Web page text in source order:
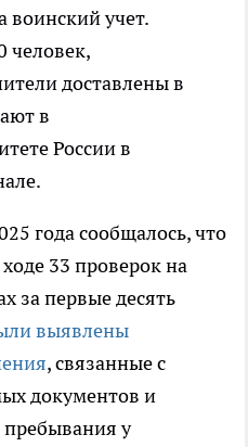
воинский учет.
человек,
доставлены в
в
России в
года сообщалось, что
33 проверок на
за первые десять
выявлены
, связанные с
документов и
у